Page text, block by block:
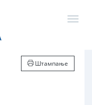
Штампање